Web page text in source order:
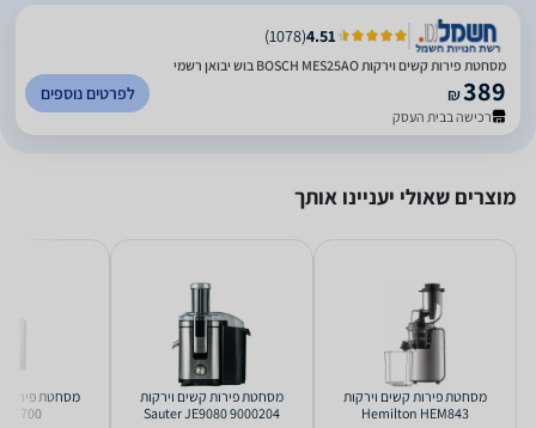
4.51
(
1078
)
מסחטת ‏פירות קשים וירקות BOSCH MES25AO בוש יבואן רשמי
₪389
רכישה בבית העסק
לפרטים נוספים
מוצרים שאולי יעניינו אותך
מסחטת ‏פירות קשים וירקות
Hemilton HEM843
מסחטת ‏פירות קשים וירקות
Sauter JE9080 9000204
מסחטת
J700